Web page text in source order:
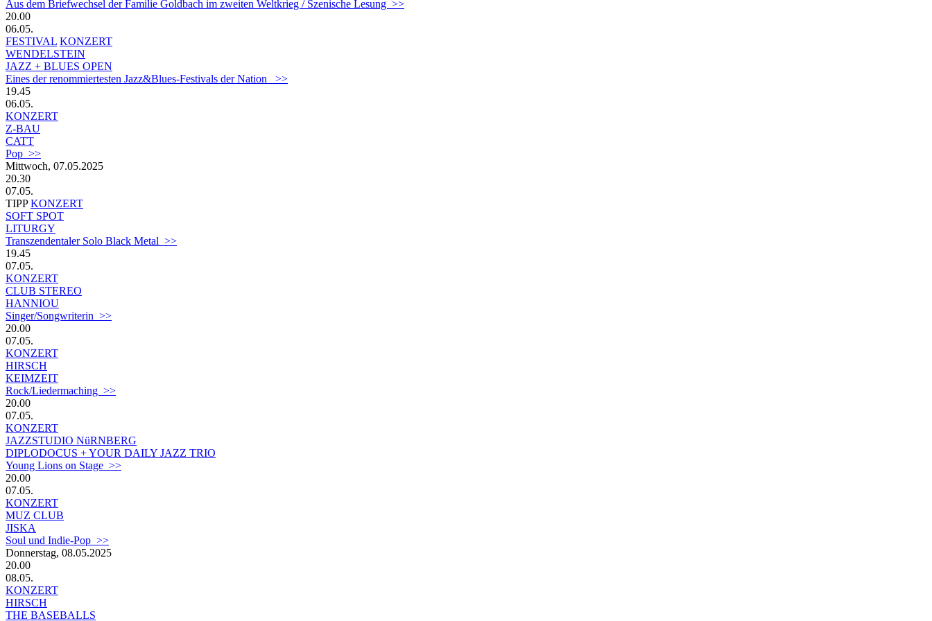
Aus dem Briefwechsel der Familie Goldbach im zweiten Weltkrieg / Szenische Lesung >>
20.00
06.05.
FESTIVAL KONZERT
WENDELSTEIN
JAZZ + BLUES OPEN
Eines der renommiertesten Jazz&Blues-Festivals der Nation >>
19.45
06.05.
KONZERT
Z-BAU
CATT
Pop >>
Mittwoch, 07.05.2025
20.30
07.05.
TIPP KONZERT
SOFT SPOT
LITURGY
Transzendentaler Solo Black Metal >>
19.45
07.05.
KONZERT
CLUB STEREO
HANNIOU
Singer/Songwriterin >>
20.00
07.05.
KONZERT
HIRSCH
KEIMZEIT
Rock/Liedermaching >>
20.00
07.05.
KONZERT
JAZZSTUDIO NüRNBERG
DIPLODOCUS + YOUR DAILY JAZZ TRIO
Young Lions on Stage >>
20.00
07.05.
KONZERT
MUZ CLUB
JISKA
Soul und Indie-Pop >>
Donnerstag, 08.05.2025
20.00
08.05.
KONZERT
HIRSCH
THE BASEBALLS